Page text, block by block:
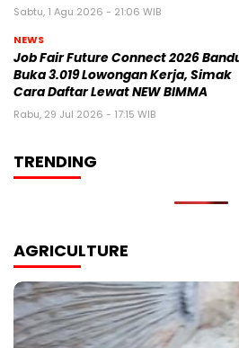
Sabtu, 1 Agu 2026 - 21:06 WIB
NEWS
Job Fair Future Connect 2026
Buka 3.019 Lowongan Kerja, Simak
Cara Daftar Lewat NEW BIMMA
Rabu, 29 Jul 2026 - 17:15 WIB
TRENDING
AGRICULTURE